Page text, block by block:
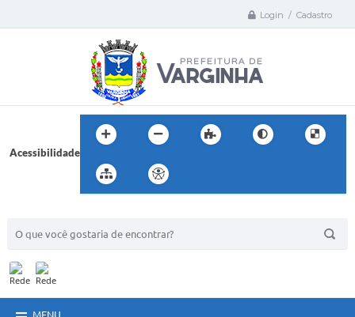
Login / Cadastro
Acessibilidade
MENU